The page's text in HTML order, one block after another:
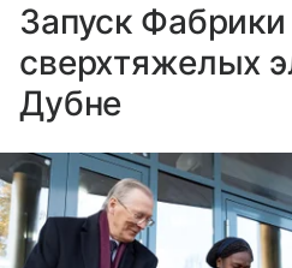
Запуск Фабрики
сверхтяжелых
Дубне